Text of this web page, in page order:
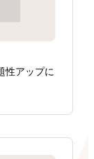
性アップに